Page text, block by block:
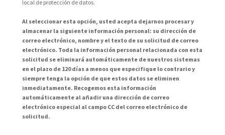
local de protección de datos.
Al seleccionar esta opción, usted acepta dejarnos procesar y
almacenar la siguiente información personal: su dirección de
correo electrónico, nombre y el texto de su solicitud de correo
electrónico. Toda la información personal relacionada con esta
solicitud se eliminará automáticamente de nuestros sistemas
en el plazo de 120 días a menos que especifique lo contrario y
siempre tenga la opción de que estos datos se eliminen
inmediatamente. Recogemos esta información
automáticamente al añadir una dirección de correo
electrónico especial al campo CC del correo electrónico de
solicitud.